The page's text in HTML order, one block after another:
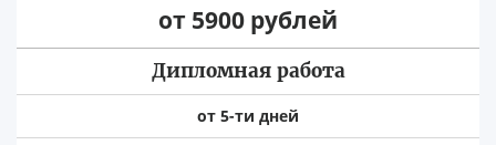
от 5900 рублей
Дипломная работа
от 5-ти дней